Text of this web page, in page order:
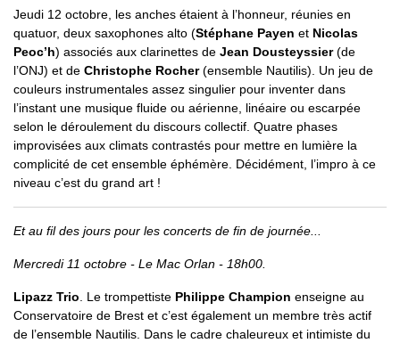
Jeudi 12 octobre, les anches étaient à l’honneur, réunies en
quatuor, deux saxophones alto (Stéphane Payen et Nicolas
Peoc’h) associés aux clarinettes de Jean Dousteyssier(de
l’ONJ) et de Christophe Rocher(ensemble Nautilis). Un jeu de
couleurs instrumentales assez singulier pour inventer dans
l’instant une musique fluide ou aérienne, linéaire ou escarpée
selon le déroulement du discours collectif. Quatre phases
improvisées aux climats contrastés pour mettre en lumière la
complicité de cet ensemble éphémère. Décidément, l’impro à ce
niveau c’est du grand art !
Et au fil des jours pour les concerts de fin de journée...
Mercredi 11 octobre - Le Mac Orlan - 18h00.
Lipazz Trio. Le trompettiste Philippe Champion enseigne au
Conservatoire de Brest et c’est également un membre très actif
de l’ensemble Nautilis. Dans le cadre chaleureux et intimiste du